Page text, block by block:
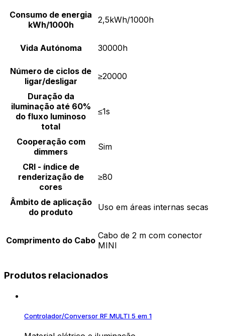
Consumo de energia
kWh/1000h
2,5kWh/1000h
Vida Autónoma 30000h
Número de ciclos de
ligar/desligar
≥20000
Duração da
iluminação até 60%
do fluxo luminoso
total
≤1s
Cooperação com
dimmers
Sim
CRI - índice de
renderização de
cores
≥80
Âmbito de aplicação
do produto
Uso em áreas internas secas
Comprimento do Cabo Cabo de 2 m com conector
MINI
Produtos relacionados
Controlador/Conversor RF MULTI 5 em 1